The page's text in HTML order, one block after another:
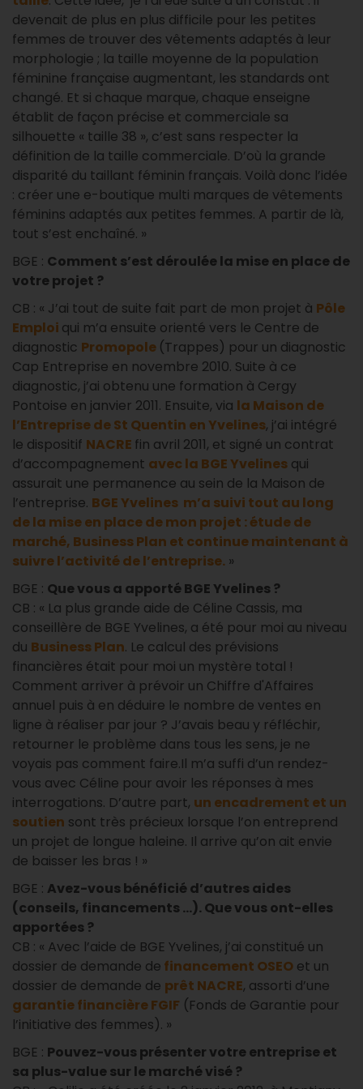
devenait de plus en plus difficile pour les petites
femmes de trouver des vêtements adaptés à leur
morphologie ; la taille moyenne de la population
féminine française augmentant, les standards ont
changé. Et si chaque marque, chaque enseigne
établit de façon précise et commerciale sa
silhouette « taille 38 », c’est sans respecter la
définition de la taille commerciale. D’où la grande
disparité du taillant féminin français. Voilà donc l’idée
: créer une e-boutique multi marques de vêtements
féminins adaptés aux petites femmes. A partir de là,
tout s’est enchaîné. »
BGE : Comment s’est déroulée la mise en place de
votre projet ?
CB : « J’ai tout de suite fait part de mon projet à Pôle
Emploi qui m’a ensuite orienté vers le Centre de
diagnostic Promopole (Trappes) pour un diagnostic
Cap Entreprise en novembre 2010. Suite à ce
diagnostic, j’ai obtenu une formation à Cergy
Pontoise en janvier 2011. Ensuite, via la Maison de
l’Entreprise de St Quentin en Yvelines, j’ai intégré
le dispositif NACRE fin avril 2011, et signé un contrat
d’accompagnement avec la BGE Yvelines qui
assurait une permanence au sein de la Maison de
l’entreprise. BGE Yvelines m’a suivi tout au long
de la mise en place de mon projet : étude de
marché, Business Plan et continue maintenant à
suivre l’activité de l’entreprise. »
BGE : Que vous a apporté BGE Yvelines ?
CB : « La plus grande aide de Céline Cassis, ma
conseillère de BGE Yvelines, a été pour moi au niveau
du Business Plan. Le calcul des prévisions
financières était pour moi un mystère total !
Comment arriver à prévoir un Chiffre d'Affaires
annuel puis à en déduire le nombre de ventes en
ligne à réaliser par jour ? J’avais beau y réfléchir,
retourner le problème dans tous les sens, je ne
voyais pas comment faire.Il m’a suffi d’un rendez-
vous avec Céline pour avoir les réponses à mes
interrogations. D’autre part, un encadrement et un
soutien sont très précieux lorsque l’on entreprend
un projet de longue haleine. Il arrive qu’on ait envie
de baisser les bras ! »
BGE : Avez-vous bénéficié d’autres aides
(conseils, financements …). Que vous ont-elles
apportées ?
CB : « Avec l’aide de BGE Yvelines, j’ai constitué un
dossier de demande de financement OSEO et un
dossier de demande de prêt NACRE, assorti d’une
garantie financière FGIF (Fonds de Garantie pour
l’initiative des femmes). »
BGE : Pouvez-vous présenter votre entreprise et
sa plus-value sur le marché visé ?